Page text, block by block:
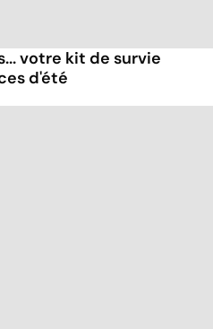
votre kit de survie
d'été